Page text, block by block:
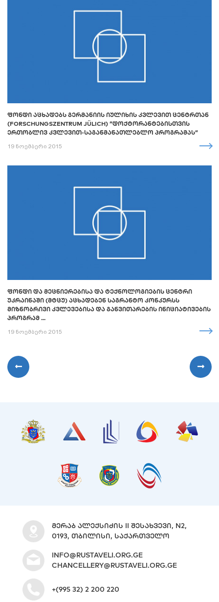
ᲤᲝᲜᲓᲘ ᲐᲪᲮᲐᲓᲔᲑᲡ ᲒᲔᲠᲛᲐᲜᲘᲘᲡ ᲘᲣᲚᲘᲮᲘᲡ ᲙᲕᲚᲔᲕᲘᲗ ᲪᲔᲜᲢᲠᲗᲐᲜ
(FORSCHUNGSZENTRUM JÜLICH) “ᲓᲝᲥᲢᲝᲠᲐᲜᲢᲔᲑᲘᲡᲗᲕᲘᲡ
ᲔᲠᲗᲝᲑᲚᲘᲕ ᲙᲕᲚᲔᲕᲘᲗ-ᲡᲐᲒᲐᲜᲛᲐᲜᲐᲗᲚᲔᲑᲚᲝ ᲞᲠᲝᲒᲠᲐᲛᲐᲡ“
19 ნოემბერი 2015
ᲤᲝᲜᲓᲘ ᲓᲐ ᲛᲔᲪᲜᲘᲔᲠᲔᲑᲘᲡᲐ ᲓᲐ ᲢᲔᲥᲜᲝᲚᲝᲒᲘᲔᲑᲘᲡ ᲪᲔᲜᲢᲠᲘ
ᲣᲙᲠᲐᲘᲜᲐᲨᲘ (ᲛᲢᲪᲣ) ᲐᲪᲮᲐᲓᲔᲑᲔᲜ ᲡᲐᲒᲠᲐᲜᲢᲝ ᲙᲝᲜᲙᲣᲠᲡᲡ
ᲛᲘᲖᲜᲝᲑᲠᲘᲕᲘ ᲙᲕᲚᲔᲕᲔᲑᲘᲡᲐ ᲓᲐ ᲒᲐᲜᲕᲘᲗᲐᲠᲔᲑᲘᲡ ᲘᲜᲘᲪᲘᲐᲢᲘᲕᲔᲑᲘᲡ
ᲞᲠᲝᲒᲠᲐᲛ ...
19 ნოემბერი 2015
ᲛᲔᲠᲐᲑ ᲐᲚᲔᲥᲡᲘᲫᲘᲡ II ᲨᲔᲡᲐᲮᲕᲔᲕᲘ, N2,
0193, ᲗᲑᲘᲚᲘᲡᲘ, ᲡᲐᲥᲐᲠᲗᲕᲔᲚᲝ
INFO@RUSTAVELI.ORG.GE
CHANCELLERY@RUSTAVELI.ORG.GE
+(995 32) 2 200 220